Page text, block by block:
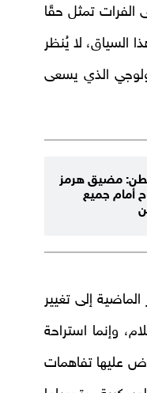
الفرات تمثل حقًا
السياق، لا يُنظر
الذي يسعى
مضيق هرمز
أمام جميع
إلى تغيير
وإنما استراحة
عليها تفاهمات